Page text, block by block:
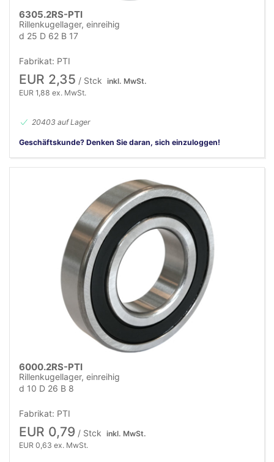
6305.2RS-PTI
Rillenkugellager, einreihig
d 25 D 62 B 17
Fabrikat: PTI
EUR 2,35 / Stck inkl. MwSt.
EUR 1,88 ex. MwSt.
20403 auf Lager
Geschäftskunde? Denken Sie daran, sich einzuloggen!
6000.2RS-PTI
Rillenkugellager, einreihig
d 10 D 26 B 8
Fabrikat: PTI
EUR 0,79 / Stck inkl. MwSt.
EUR 0,63 ex. MwSt.